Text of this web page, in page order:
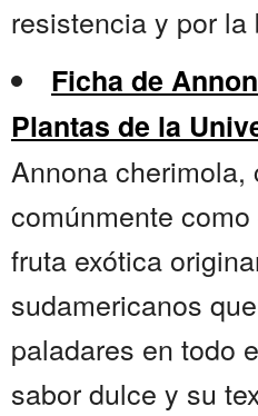
resistencia y por
Ficha de
Plantas de la
Annona cherimola,
comúnmente
fruta exótica
sudamericanos
paladares en todo
sabor dulce y su